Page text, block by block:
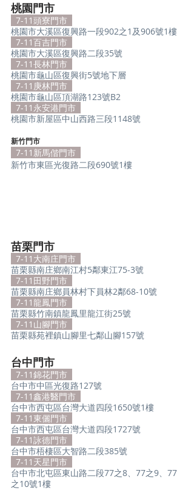
桃園門市
  7-11頭寮門市
桃園市大溪區復興路一段902之1及906號1樓
  7-11百吉門市
桃園市大溪區復興路二段35號
  7-11長林門市
桃園市龜山區復興街5號地下層
  7-11庚林門市
桃園市龜山區頂湖路123號B2
  7-11永安港門市
桃園市新屋區中山西路三段1148號
新竹門市
  7-11新馬偕門市
新竹市東區光復路二段690號1樓
苗栗門市
  7-11大南庄門市
苗栗縣南庄鄉南江村5鄰東江75-3號
  7-11田野門市
苗栗縣南庄鄉員林村下員林2鄰68-10號
  7-11龍鳳門市
苗栗縣竹南鎮龍鳳里龍江街25號
  7-11山腳門市
苗栗縣苑裡鎮山腳里七鄰山腳157號
台中門市
  7-11錦花門市
台中市中區光復路127號
  7-11鑫港醫門市
台中市西屯區台灣大道四段1650號1樓
  7-11東儷門市
台中市西屯區台灣大道四段1727號
  7-11詠德門市
台中市梧棲區大智路二段385號
  7-11天星門市
台中市北屯區東山路二段77之8、77之9、77
之10號1樓